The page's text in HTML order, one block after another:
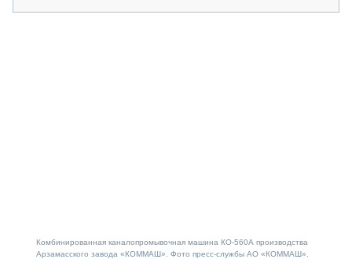
Комбинированная каналопромывочная машина КО-560А производства
Арзамасского завода «КОММАШ». Фото пресс-службы АО «КОММАШ».